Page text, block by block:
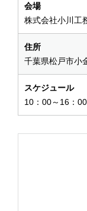
会場
株式会社小川工
住所
千葉県松戸市小
スケジュール
10：00～16：00